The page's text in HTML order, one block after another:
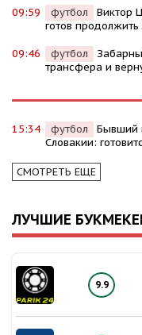
09:59 футбол
Виктор
готов продолжить
09:46 футбол
трансфера и
15:34 футбол
Бывший
Словакии:
СМОТРЕТЬ ЕЩЕ
ЛУЧШИЕ
9.9